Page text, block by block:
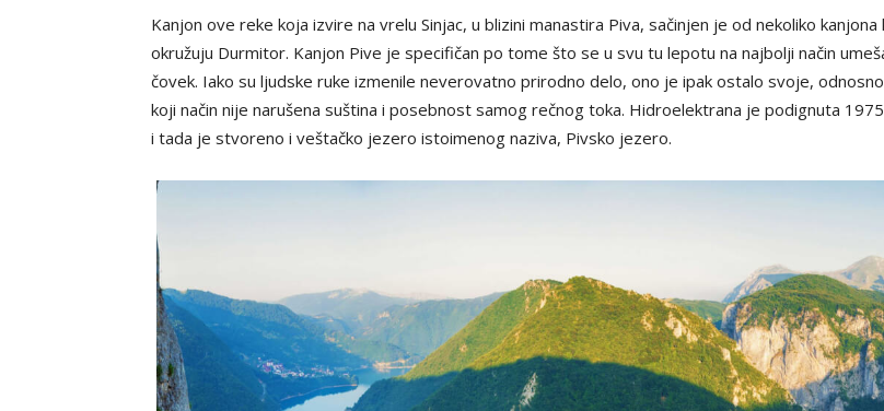
Kanjon ove reke koja izvire na vrelu Sinjac, u blizini manastira Piva, sačinjen je od nekoliko kanjona
okružuju Durmitor. Kanjon Pive je specifičan po tome što se u svu tu lepotu na najbolji način
čovek. Iako su ljudske ruke izmenile neverovatno prirodno delo, ono je ipak ostalo svoje,
koji način nije narušena suština i posebnost samog rečnog toka. Hidroelektrana je podignuta
i tada je stvoreno i veštačko jezero istoimenog naziva, Pivsko jezero.